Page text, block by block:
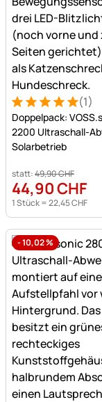
Bewertung: 5
1 Bewertung (1)
Doppelpack:
2200 Ultraschall-
Solarbetrieb
statt:49,90CHF
44,90CHF
1 Stück =22,45CHF
-10,02%